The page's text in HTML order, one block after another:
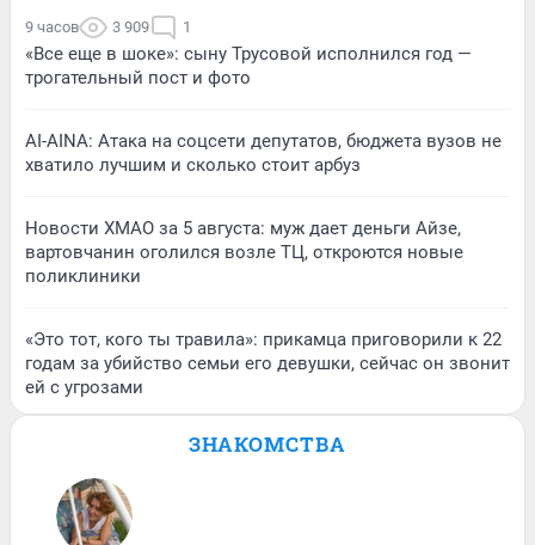
9 часов 3 909 1
«Все еще в шоке»: сыну Трусовой исполнился год —
трогательный пост и фото
AI-AINA: Атака на соцсети депутатов, бюджета вузов не
хватило лучшим и сколько стоит арбуз
Новости ХМАО за 5 августа: муж дает деньги Айзе,
вартовчанин оголился возле ТЦ, откроются новые
поликлиники
«Это тот, кого ты травила»: прикамца приговорили к 22
годам за убийство семьи его девушки, сейчас он звонит
ей с угрозами
ЗНАКОМСТВА